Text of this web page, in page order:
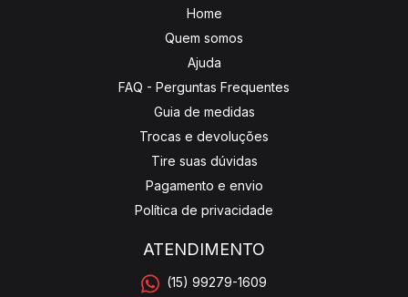
Home
Quem somos
Ajuda
FAQ - Perguntas Frequentes
Guia de medidas
Trocas e devoluções
Tire suas dúvidas
Pagamento e envio
Política de privacidade
ATENDIMENTO
(15) 99279-1609